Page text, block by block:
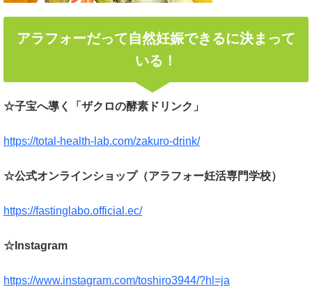
アラフォーだって自然妊娠できるに決まって
いる！
☆子宝へ導く「ザクロの酵素ドリンク」
https://total-health-lab.com/zakuro-drink/
☆公式オンラインショップ（アラフォー妊活専門学校）
https://fastinglabo.official.ec/
☆Instagram
https://www.instagram.com/toshiro3944/?hl=ja